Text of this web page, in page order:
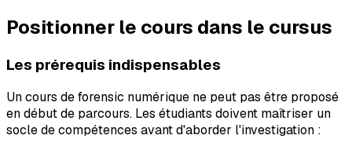
Positionner le cours dans le cursus
Les prérequis indispensables
Un cours de forensic numérique ne peut pas être proposé
en début de parcours. Les étudiants doivent maîtriser un
socle de compétences avant d'aborder l'investigation :